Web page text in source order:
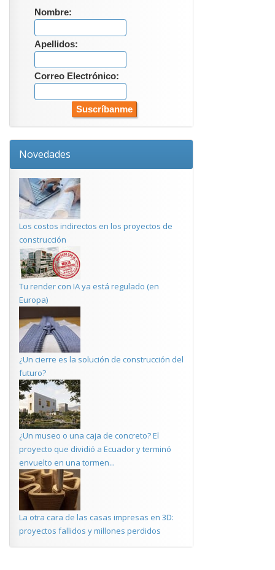
Nombre:
Apellidos:
Correo Electrónico:
Novedades
Los costos indirectos en los proyectos de
construcción
Tu render con IA ya está regulado (en
Europa)
¿Un cierre es la solución de construcción del
futuro?
¿Un museo o una caja de concreto? El
proyecto que dividió a Ecuador y terminó
envuelto en una tormen...
La otra cara de las casas impresas en 3D:
proyectos fallidos y millones perdidos